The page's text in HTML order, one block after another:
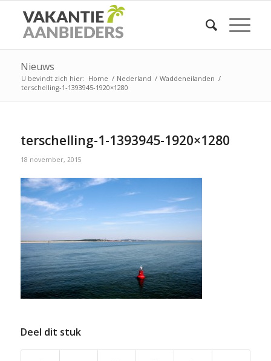
Nieuws
U bevindt zich hier: Home / Nederland / Waddeneilanden /
terschelling-1-1393945-1920×1280
terschelling-1-1393945-1920×1280
18 november, 2015
Deel dit stuk